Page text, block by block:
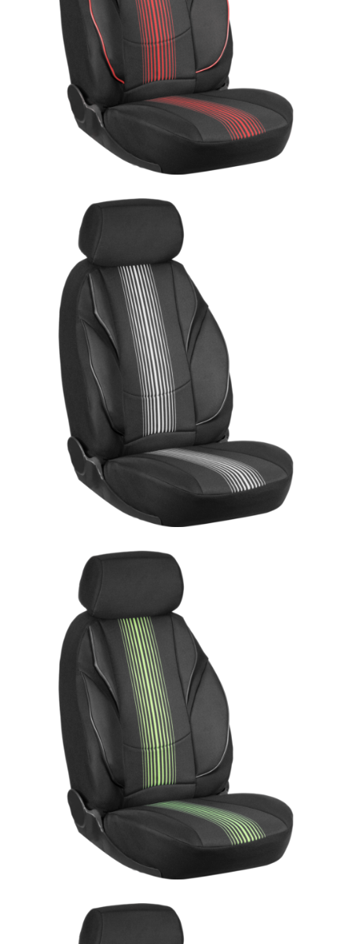
ÜRÜN DETAYINI GÖR
ÜRÜN DETAYINI GÖR
ÜRÜN DETAYINI GÖR